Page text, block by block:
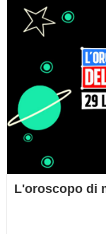
L'oroscopo di